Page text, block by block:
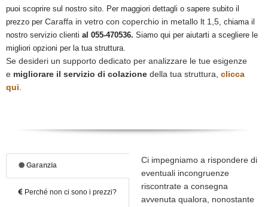
puoi scoprire sul nostro sito. Per maggiori dettagli o sapere subito il
prezzo per Caraffa in vetro con coperchio in metallo lt 1,5, chiama il
nostro servizio clienti al 055-470536. Siamo qui per aiutarti a scegliere le
migliori opzioni per la tua struttura.
Se desideri un supporto dedicato per analizzare le tue esigenze
e migliorare il servizio di colazione della tua struttura, clicca
qui.
Garanzia
Perché non ci sono i prezzi?
Ci impegniamo a rispondere di
eventuali incongruenze
riscontrate a consegna
avvenuta qualora, nonostante